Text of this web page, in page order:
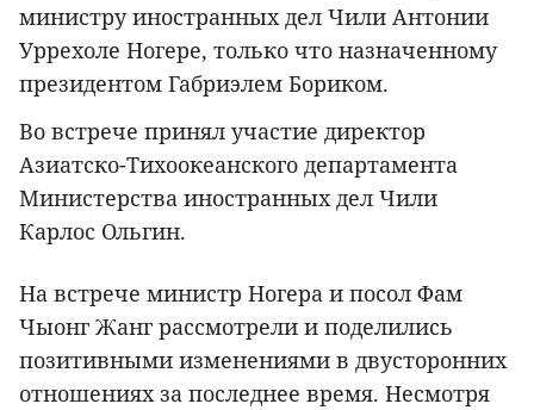
министру иностранных дел Чили Антонии
Уррехоле Ногере, только что назначенному
президентом Габриэлем Бориком.
Во встрече принял участие директор
Азиатско-Тихоокеанского департамента
Министерства иностранных дел Чили
Карлос Ольгин.
На встрече министр Ногера и посол Фам
Чыонг Жанг рассмотрели и поделились
позитивными изменениями в двусторонних
отношениях за последнее время. Несмотря